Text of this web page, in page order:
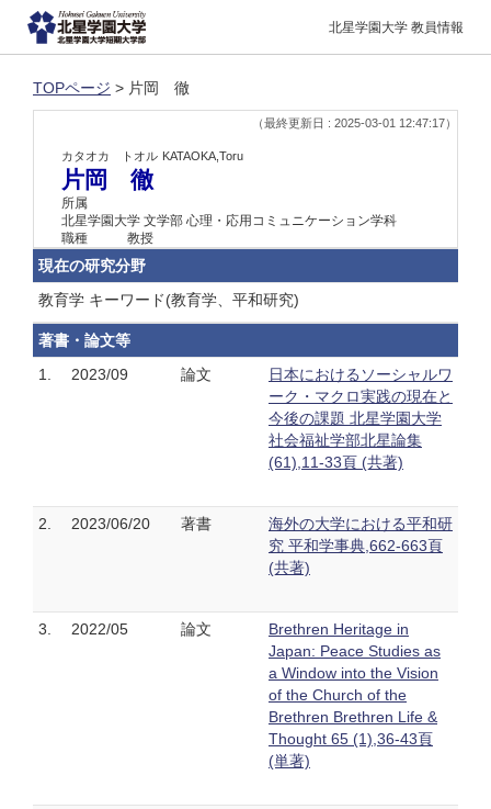
北星学園大学 教員情報
TOPページ > 片岡 徹
（最終更新日 : 2025-03-01 12:47:17）
カタオカ トオル KATAOKA,Toru
片岡 徹
所属
北星学園大学 文学部 心理・応用コミュニケーション学科
職種
教授
現在の研究分野
教育学 キーワード(教育学、平和研究)
著書・論文等
1.
2023/09 論文
日本におけるソーシャルワ
ーク・マクロ実践の現在と
今後の課題 北星学園大学
社会福祉学部北星論集
(61),11-33頁 (共著)
2. 2023/06/20 著書
海外の大学における平和研
究 平和学事典,662-663頁
(共著)
3. 2022/05 論文
Brethren Heritage in
Japan: Peace Studies as
a Window into the Vision
of the Church of the
Brethren Brethren Life &
Thought 65 (1),36-43頁
(単著)